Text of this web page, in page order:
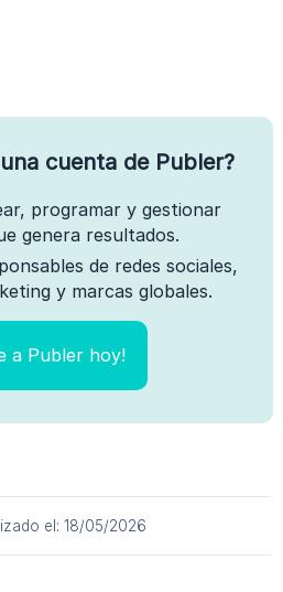
cuenta de Publer?
programar y gestionar
genera resultados.
de redes sociales,
y marcas globales.
a Publer hoy!
el: 18/05/2026